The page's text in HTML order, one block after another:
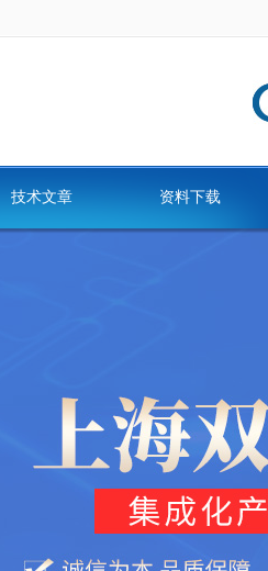
技术文章 资料下载